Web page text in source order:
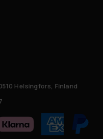
Helsingfors, Finland